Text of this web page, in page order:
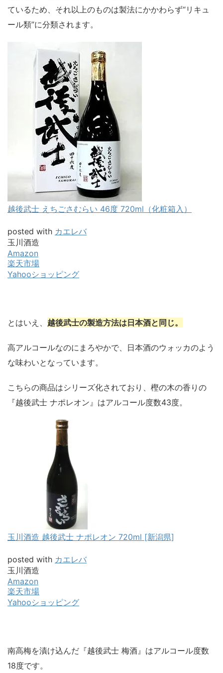
ているため、それ以上のものは製法にかかわらず“リキュ
ール類”に分類されます。
越後武士 えちごさむらい 46度 720ml（化粧箱入）
posted with カエレバ
玉川酒造
Amazon
楽天市場
Yahooショッピング
とはいえ、 越後武士の製造方法は日本酒と同じ。
高アルコールなのにまろやかで、日本酒のウォッカのよう
な味わいとなっています。
こちらの商品はシリーズ化されており、樫の木の香りの
『越後武士 ナポレオン』はアルコール度数43度。
玉川酒造 越後武士 ナポレオン 720ml [新潟県]
posted with カエレバ
玉川酒造
Amazon
楽天市場
Yahooショッピング
南高梅を漬け込んだ『越後武士 梅酒』はアルコール度数
18度です。